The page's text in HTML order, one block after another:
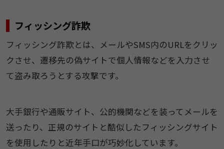
フィッシング詐欺
フィッシング詐欺とは、メールやSMS内のURLをクリッ
クさせ、遷移先の偽サイトで個人情報などを入力させ
て盗み取ろうとする攻撃です。
大手銀行や通販サイト、公的機関などを装ってメールを
送ったり、正規のサイトと酷似したフィッシングサイト
を使用したりと近年手口が巧妙化しています。